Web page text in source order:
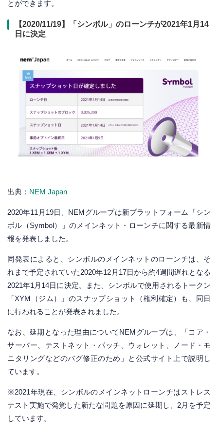
とができます。
【2020/11/19】「シンボル」のローンチが2021年1月14
日に決定
出典： NEM Japan
2020年11月19日、NEMグループは新プラットフォーム「シン
ボル（Symbol）」のメインネット・ローンチに関する最新情
報を発表しました。
同発表によると、シンボルのメインネットのローンチは、そ
れまで予定されていた2020年12月17日から約4週間遅れとなる
2021年1月14日に決定。また、シンボルで使用されるトークン
「XYM（ジム）」のスナップショット（権利確定）も、同日
に行われることが発表されました。
なお、延期となった理由についてNEMグループは、「コア・
サーバー、テストネット・パッチ、ウォレット、ノード・モ
ニタリングなどのバグ修正のため」と公式サイト上で説明し
ています。
※2021年現在、シンボルのメインネットローンチはストレス
テスト実施で発覚した新たな問題を原因に延期し、2月を予定
しています。